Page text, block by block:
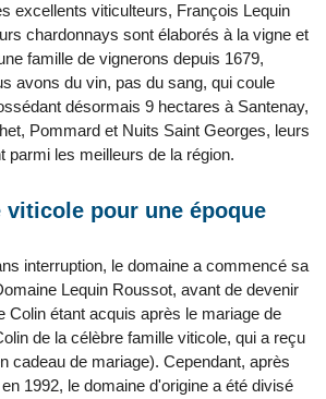
excellents viticulteurs, François Lequin
chardonnays sont élaborés à la vigne et
famille de vignerons depuis 1679,
avons du vin, pas du sang, qui coule
désormais 9 hectares à Santenay,
Pommard et Nuits Saint Georges, leurs
parmi les meilleurs de la région.
viticole pour une époque
interruption, le domaine a commencé sa
Lequin Roussot, avant de devenir
Colin étant acquis après le mariage de
de la célèbre famille viticole, qui a reçu
cadeau de mariage). Cependant, après
1992, le domaine d'origine a été divisé